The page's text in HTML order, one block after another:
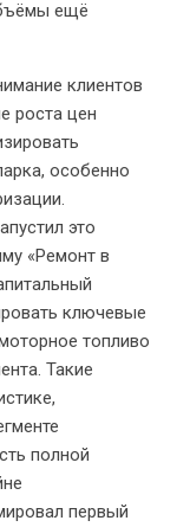
ещё
клиентов
роста цен
особенно
это
«Ремонт в
ключевые
топливо
Такие
полной
первый